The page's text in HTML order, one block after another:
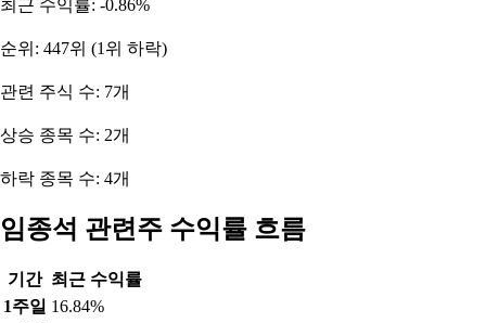
최근 수익률: -0.86%
순위: 447위 (1위 하락)
관련 주식 수: 7개
상승 종목 수: 2개
하락 종목 수: 4개
임종석 관련주 수익률 흐름
기간 최근 수익률
1주일 16.84%